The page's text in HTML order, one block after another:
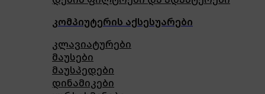
კომპიუტერის აქსესუარები
კლავიატურები
მაუსები
მაუსპედები
დინამიკები